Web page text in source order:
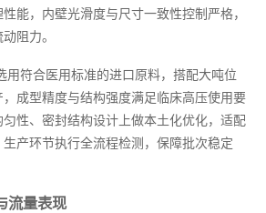
能，内壁光滑度与尺寸一致性控制严格，
阻力。
用符合医用标准的进口原料，搭配大吨位
成型精度与结构强度满足临床高压使用要
性、密封结构设计上做本土化优化，适配
产环节执行全流程检测，保障批次稳定
流量表现